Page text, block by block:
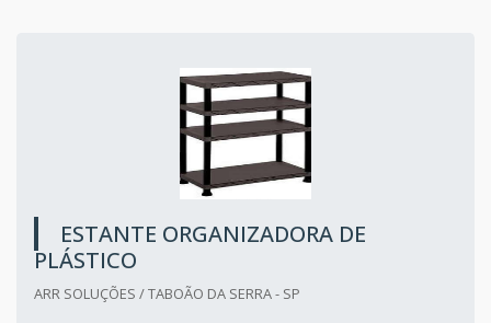
ESTANTE ORGANIZADORA DE
PLÁSTICO
ARR SOLUÇÕES / TABOÃO DA SERRA - SP